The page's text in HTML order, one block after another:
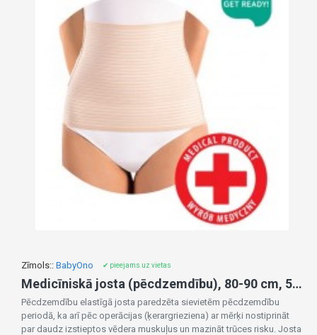
Zīmols:: BabyOno ✔ pieejams uz vietas
Medicīniskā josta (pēcdzemdību), 80-90 cm, 511/S
Pēcdzemdību elastīgā josta paredzēta sievietēm pēcdzemdību
periodā, ka arī pēc operācijas (ķerargrieziena) ar mērķi nostiprināt
par daudz izstieptos vēdera muskuļus un mazināt trūces risku. Josta